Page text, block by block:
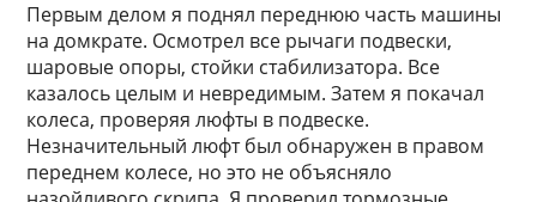
Первым делом я поднял переднюю часть машины
на домкрате. Осмотрел все рычаги подвески,
шаровые опоры, стойки стабилизатора. Все
казалось целым и невредимым. Затем я покачал
колеса, проверяя люфты в подвеске.
Незначительный люфт был обнаружен в правом
переднем колесе, но это не объясняло